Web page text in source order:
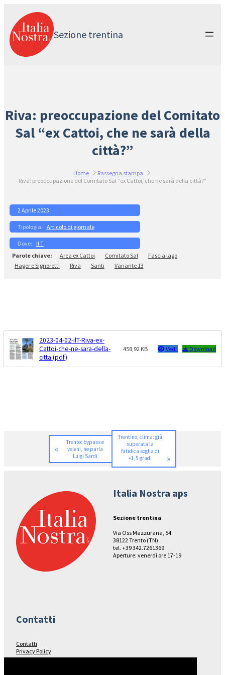
contenuto
Sezione trentina
Riva: preoccupazione del Comitato
Sal “ex Cattoi, che ne sarà della
città?”
Home
Rassegna stampa
Riva: preoccupazione del Comitato Sal “ex Cattoi, che ne sarà della città?”
2 Aprile 2023
Articolo di giornale
Il T
Area ex Cattoi
Comitato Sal
Fascia lago
Hager e Signoretti
Riva Santi Variante 13
2023-04-02-ilT-Riva-ex-
Cattoi-che-ne-sara-della-
citta (pdf)
458,92 KB Vedi Download
«
Trento: bypass e
veleni, ne parla
Luigi Sardi
Trentino, clima: già
superata la
fatidica soglia di
+1,5 gradi
»
Italia Nostra aps
Sezione trentina
Via Oss Mazzurana, 54
38122 Trento (TN)
tel. +39 342.7261369
Aperture: venerdì ore 17-19
Contatti
Contatti
Privacy Policy